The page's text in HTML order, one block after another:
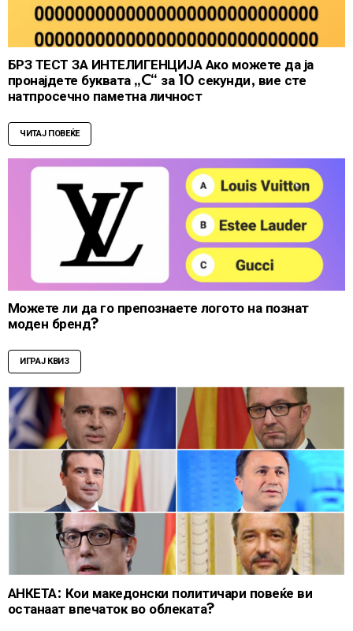
БРЗ ТЕСТ ЗА ИНТЕЛИГЕНЦИЈА Ако можете да ја
пронајдете буквата „C“ за 10 секунди, вие сте
натпросечно паметна личност
ЧИТАЈ ПОВЕЌЕ
Можете ли да го препознаете логото на познат
моден бренд?
ИГРАЈ КВИЗ
АНКЕТА: Кои македонски политичари повеќе ви
останаат впечаток во облеката?